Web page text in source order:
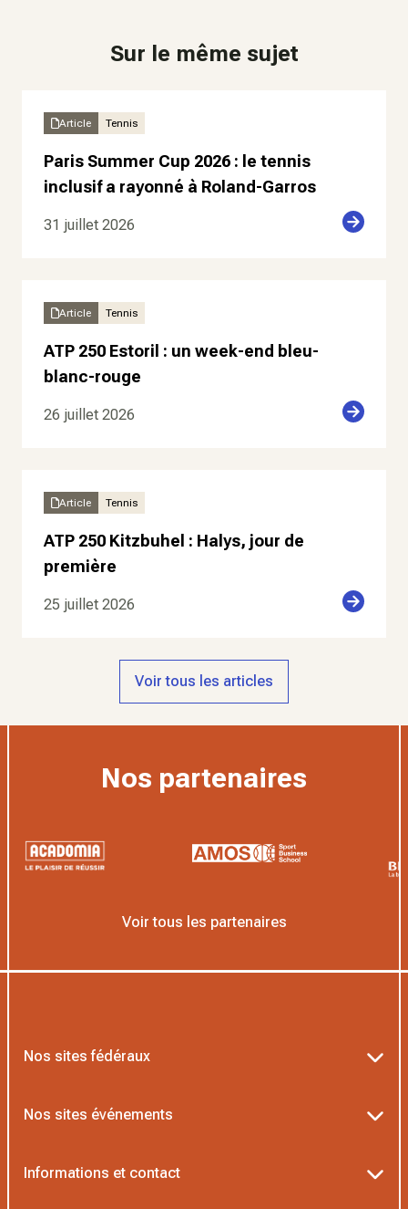
Sur le même sujet
Article Tennis
Paris Summer Cup 2026 : le tennis
inclusif a rayonné à Roland-Garros
31 juillet 2026
Article Tennis
ATP 250 Estoril : un week-end bleu-
blanc-rouge
26 juillet 2026
Article Tennis
ATP 250 Kitzbuhel : Halys, jour de
première
25 juillet 2026
Voir tous les articles
Nos partenaires
Voir tous les partenaires
Nos sites fédéraux
Nos sites événements
Informations et contact